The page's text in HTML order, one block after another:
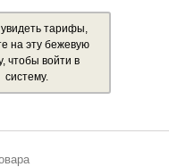
тарифы,
на эту бежевую
чтобы войти в
систему.